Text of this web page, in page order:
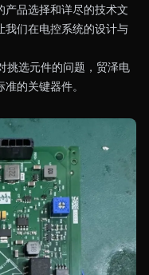
产品选择和详尽的技术文
我们在电控系统的设计与
挑选元件的问题，贸泽电
的关键器件。